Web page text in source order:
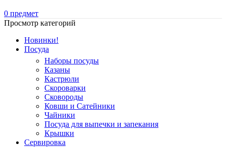
0 предмет
Просмотр категорий
Новинки!
Посуда
Наборы посуды
Казаны
Кастрюли
Скороварки
Сковороды
Ковши и Сатейники
Чайники
Посуда для выпечки и запекания
Крышки
Сервировка